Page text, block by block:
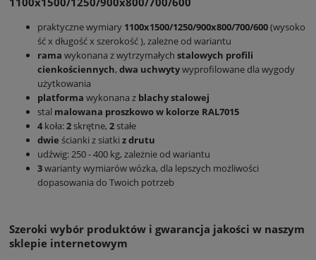
praktyczne wymiary 1100x1500/1250/900x800/700/600(wysoko
ść x długość x szerokość ), zależne od wariantu
rama wykonana z wytrzymałych stalowych profili
cienkościennych, dwa uchwytywyprofilowane dla wygody
użytkowania
platforma wykonana z blachy stalowej
stal malowana proszkowo w kolorze RAL7015
4koła:2skrętne, 2stałe
dwie ścianki z siatki z drutu
udźwig: 250 - 400 kg, zależnie od wariantu
3warianty wymiarów wózka, dla lepszych możliwości
dopasowania do Twoich potrzeb
Szeroki wybór produktów i gwarancja jakości w naszym
sklepie internetowym